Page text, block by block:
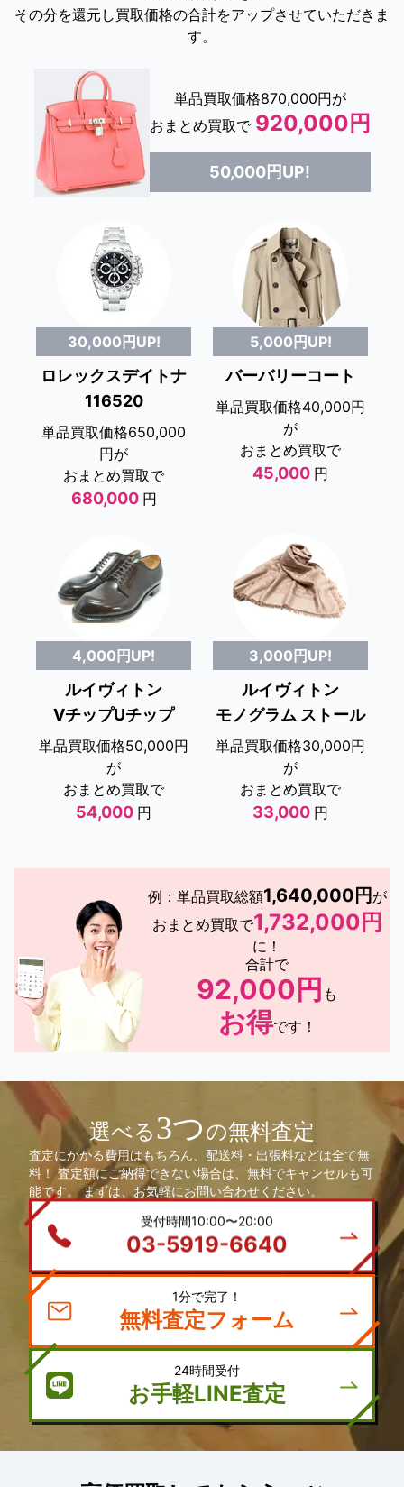
その分を還元し買取価格の合計をアップさせていただきま
す。
単品買取価格870,000円が
おまとめ買取で 920,000円
50,000円UP!
30,000円UP!
ロレックスデイトナ
116520
単品買取価格650,000
円が
おまとめ買取で
680,000 円
5,000円UP!
バーバリーコート
単品買取価格40,000円
が
おまとめ買取で
45,000 円
4,000円UP!
ルイヴィトン
VチップUチップ
単品買取価格50,000円
が
おまとめ買取で
54,000 円
3,000円UP!
ルイヴィトン
モノグラム ストール
単品買取価格30,000円
が
おまとめ買取で
33,000 円
例：単品買取総額1,640,000円 が
おまとめ買取で1,732,000円
に！
合計で
92,000円 も
お得です！
選べる3つの無料査定
査定にかかる費用はもちろん、配送料・出張料などは全て無
料！ 査定額にご納得できない場合は、無料でキャンセルも可
能です。 まずは、お気軽にお問い合わせください。
受付時間10:00〜20:00
03-5919-6640
1分で完了！
無料査定フォーム
24時間受付
お手軽LINE査定